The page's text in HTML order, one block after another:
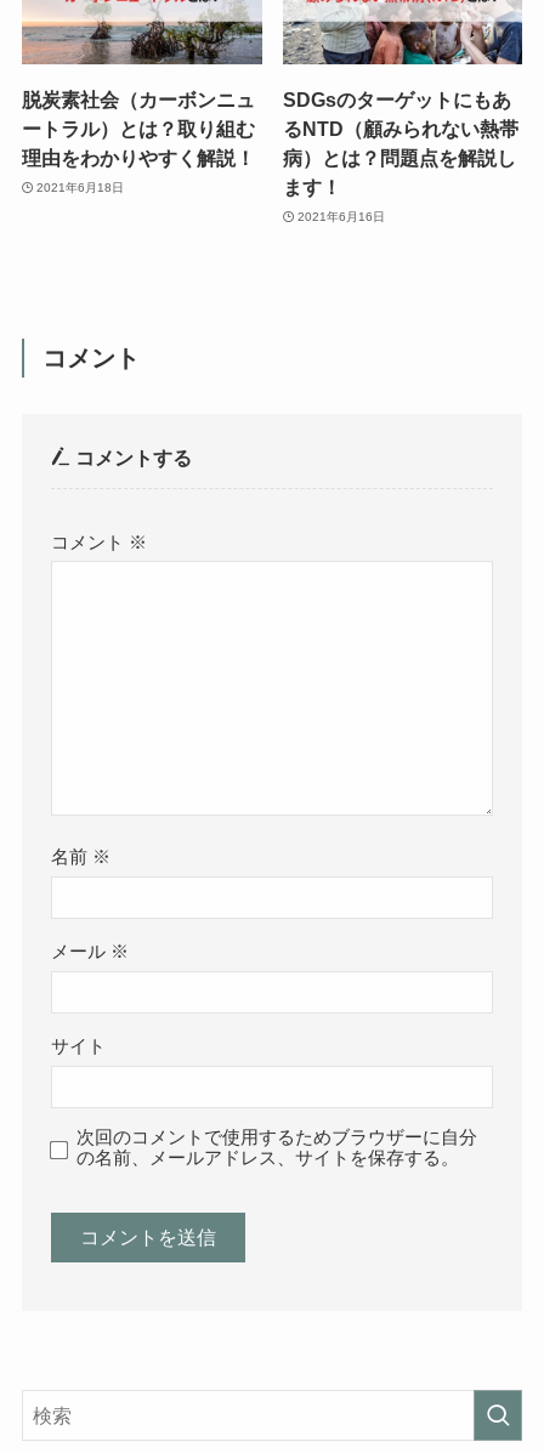
脱炭素社会（カーボンニュ
ートラル）とは？取り組む
理由をわかりやすく解説！
2021年6月18日
SDGsのターゲットにもあ
るNTD（顧みられない熱帯
病）とは？問題点を解説し
ます！
2021年6月16日
コメント
コメントする
コメント ※
名前 ※
メール ※
サイト
次回のコメントで使用するためブラウザーに自分
の名前、メールアドレス、サイトを保存する。